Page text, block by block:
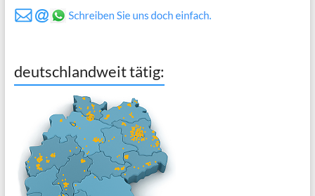
deutschlandweit tätig: